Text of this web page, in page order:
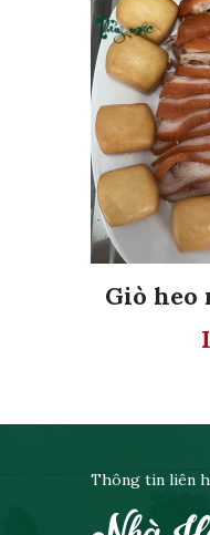
Giò heo
Thông tin liên